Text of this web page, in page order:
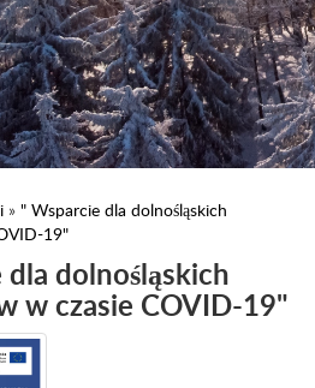
» " Wsparcie dla dolnośląskich
19"
dolnośląskich
w czasie COVID-19"